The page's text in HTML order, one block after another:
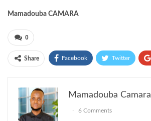
Mamadouba CAMARA
0
Share Facebook Twitter
Mamadouba Camara
6 Comments